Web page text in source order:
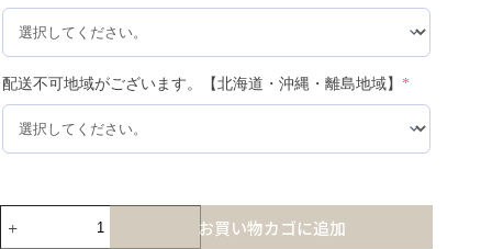
配送不可地域がございます。【北海道・沖縄・離島地域】 *
お買い物カゴに追加